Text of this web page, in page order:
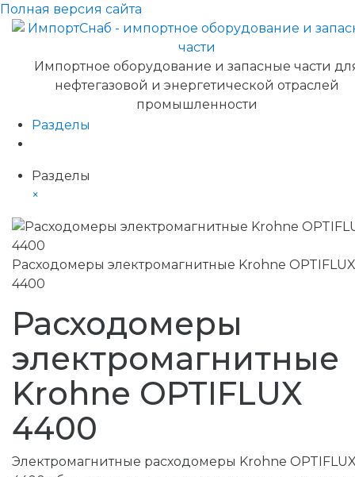
Полная версия сайта
Импортное оборудование и запасные части
нефтегазовой и энергетической отраслей
промышленности
Разделы
Разделы
×
Расходомеры электромагнитные Krohne OPTIFLUX
4400
Расходомеры
электромагнитные
Krohne OPTIFLUX
4400
Электромагнитные расходомеры Krohne